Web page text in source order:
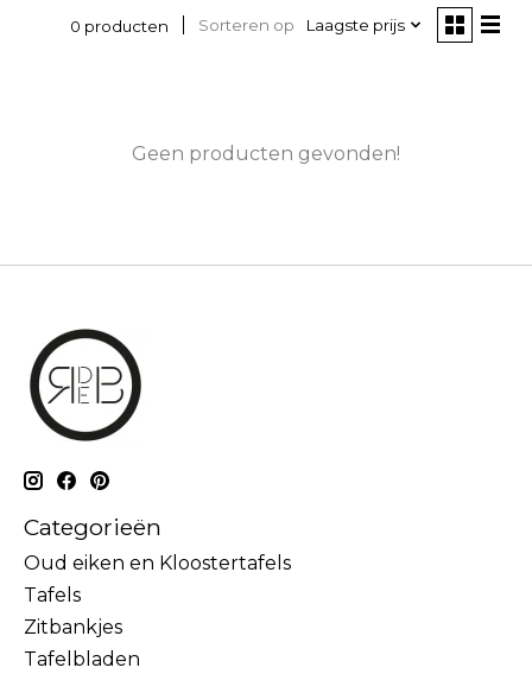
0 producten Sorteren op Laagste prijs
Geen producten gevonden!
Categorieën
Oud eiken en Kloostertafels
Tafels
Zitbankjes
Tafelbladen